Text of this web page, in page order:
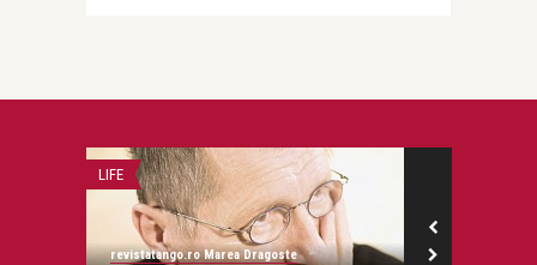
LIFE
revistatango.ro Marea Dragoste